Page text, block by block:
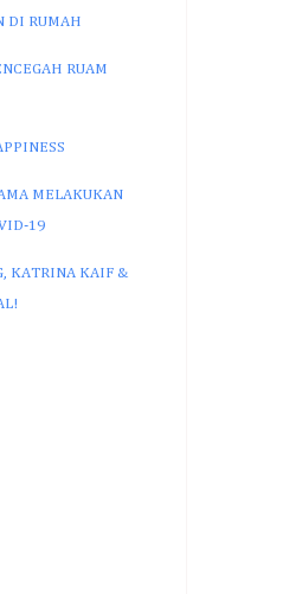
DI RUMAH
RUAM
MELAKUKAN
19
KATRINA KAIF &